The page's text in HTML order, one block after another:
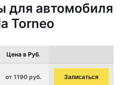
для автомобиля
Torneo
Цена в Руб.
от 1190 руб. Записаться